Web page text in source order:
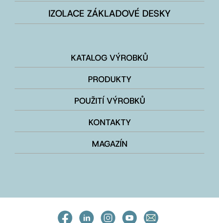
IZOLACE ZÁKLADOVÉ DESKY
KATALOG VÝROBKŮ
PRODUKTY
POUŽITÍ VÝROBKŮ
KONTAKTY
MAGAZÍN